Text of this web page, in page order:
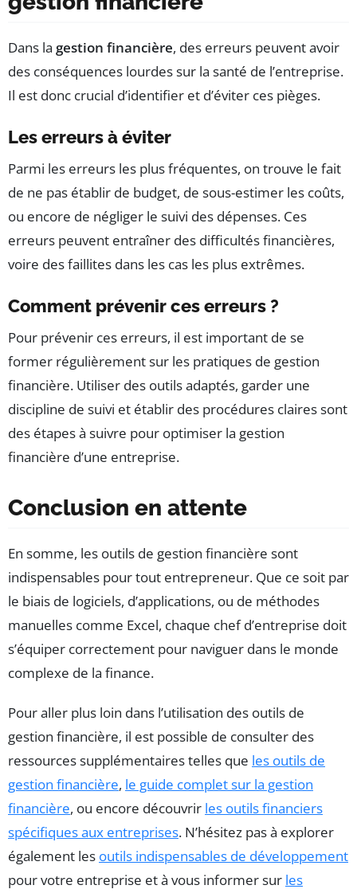
Dans la gestion financière, des erreurs peuvent avoir
des conséquences lourdes sur la santé de l’entreprise.
Il est donc crucial d’identifier et d’éviter ces pièges.
Les erreurs à éviter
Parmi les erreurs les plus fréquentes, on trouve le fait
de ne pas établir de budget, de sous-estimer les coûts,
ou encore de négliger le suivi des dépenses. Ces
erreurs peuvent entraîner des difficultés financières,
voire des faillites dans les cas les plus extrêmes.
Comment prévenir ces erreurs ?
Pour prévenir ces erreurs, il est important de se
former régulièrement sur les pratiques de gestion
financière. Utiliser des outils adaptés, garder une
discipline de suivi et établir des procédures claires sont
des étapes à suivre pour optimiser la gestion
financière d’une entreprise.
Conclusion en attente
En somme, les outils de gestion financière sont
indispensables pour tout entrepreneur. Que ce soit par
le biais de logiciels, d’applications, ou de méthodes
manuelles comme Excel, chaque chef d’entreprise doit
s’équiper correctement pour naviguer dans le monde
complexe de la finance.
Pour aller plus loin dans l’utilisation des outils de
gestion financière, il est possible de consulter des
ressources supplémentaires telles que les outils de
gestion financière, le guide complet sur la gestion
financière, ou encore découvrir les outils financiers
spécifiques aux entreprises. N’hésitez pas à explorer
également les outils indispensables de développement
pour votre entreprise et à vous informer sur les